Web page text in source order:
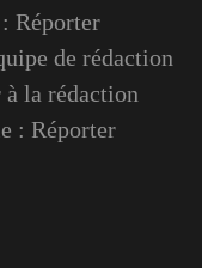
Réporter
de rédaction
la rédaction
: Réporter